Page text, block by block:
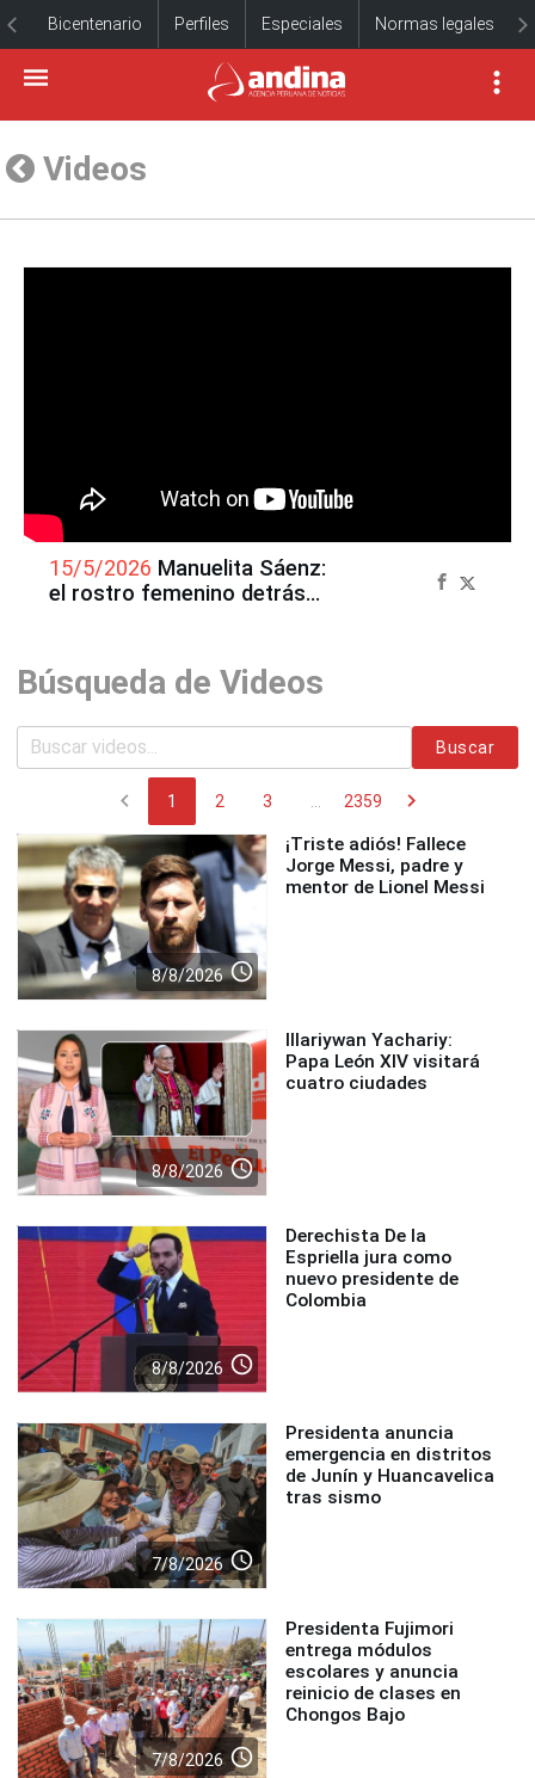
Bicentenario Perfiles Especiales Normas legales
Videos
15/5/2026 Manuelita Sáenz:
el rostro femenino detrás
Búsqueda de Videos
Buscar
chevron_left 1 2 3 2359 chevron_right
8/8/2026 access_time
¡Triste adiós! Fallece
Jorge Messi, padre y
mentor de Lionel Messi
8/8/2026 access_time
Illariywan Yachariy:
Papa León XIV visitará
cuatro ciudades
8/8/2026 access_time
Derechista De la
Espriella jura como
nuevo presidente de
Colombia
7/8/2026 access_time
Presidenta anuncia
emergencia en distritos
de Junín y Huancavelica
tras sismo
7/8/2026 access_time
Presidenta Fujimori
entrega módulos
escolares y anuncia
reinicio de clases en
Chongos Bajo